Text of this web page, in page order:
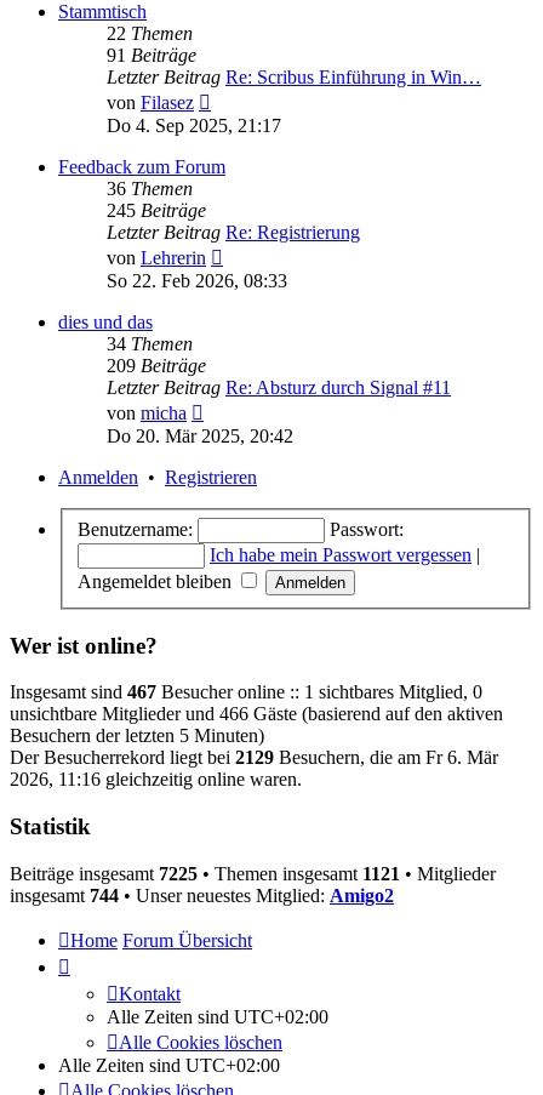
Stammtisch
22 Themen
91 Beiträge
Letzter Beitrag Re: Scribus Einführung in Win…
von Filasez
Beitrag
Do 4. Sep 2025, 21:17
Feedback zum Forum
36 Themen
245 Beiträge
Letzter Beitrag Re: Registrierung
von Lehrerin
Beitrag
So 22. Feb 2026, 08:33
dies und das
34 Themen
209 Beiträge
Letzter Beitrag Re: Absturz durch Signal #11
von micha
Beitrag
Do 20. Mär 2025, 20:42
Anmelden • Registrieren
Benutzername:
Passwort:
Ich habe mein Passwort vergessen |
Angemeldet bleiben
Wer ist online?
Insgesamt sind 467 Besucher online :: 1 sichtbares Mitglied, 0
unsichtbare Mitglieder und 466 Gäste (basierend auf den aktiven
Besuchern der letzten 5 Minuten)
Der Besucherrekord liegt bei 2129 Besuchern, die am Fr 6. Mär
2026, 11:16 gleichzeitig online waren.
Statistik
Beiträge insgesamt 7225 • Themen insgesamt 1121 • Mitglieder
insgesamt 744 • Unser neuestes Mitglied: Amigo2
Home Forum Übersicht
Kontakt
Alle Zeiten sind UTC+02:00
Alle Cookies löschen
Alle Zeiten sind UTC+02:00
Alle Cookies löschen